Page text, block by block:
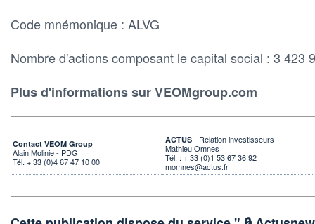
Code mnémonique : ALVG
Nombre d'actions composant le capital social : 3 423
Plus d'informations sur VEOMgroup.com
Contact VEOM Group
Alain Molinie - PDG
Tél. + 33 (0)4 67 47 10 00
ACTUS - Relation investisseurs
Mathieu Omnes
Tél. : + 33 (0)1 53 67 36 92
momnes@actus.fr